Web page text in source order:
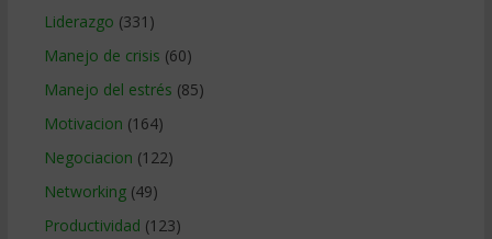
Liderazgo (331)
Manejo de crisis (60)
Manejo del estrés (85)
Motivacion (164)
Negociacion (122)
Networking(49)
Productividad (123)